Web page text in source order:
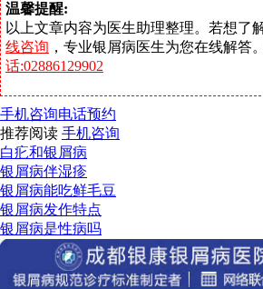
温馨提醒:
以上文章内容为医生助理整理。若想了
线咨询 ，专业银屑病医生为您在线解答
话:02886129902
手机咨询电话预约
推荐阅读 手机咨询
白疕和银屑病
银屑病伴湿疹
银屑病能吃鲜毛豆
银屑病发作特点
银屑病是性病吗